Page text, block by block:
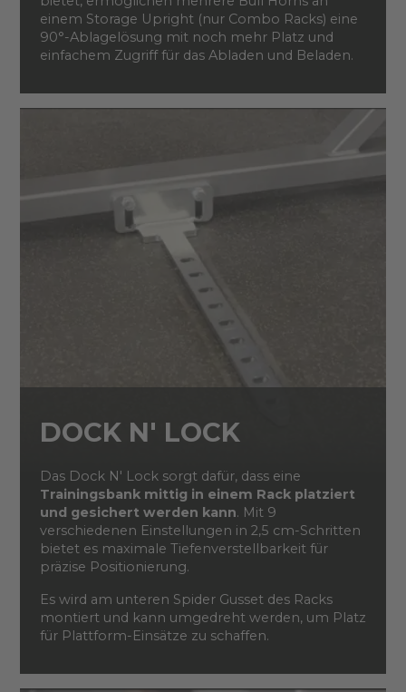
einem Storage Upright (nur Combo Racks) eine
90°-Ablagelösung mit noch mehr Platz und
einfachem Zugriff für das Abladen und Beladen.
DOCK N' LOCK
Das Dock N' Lock sorgt dafür, dass eine
Trainingsbank mittig in einem Rack platziert
und gesichert werden kann. Mit 9
verschiedenen Einstellungen in 2,5 cm-Schritten
bietet es maximale Tiefenverstellbarkeit für
präzise Positionierung.
Es wird am unteren Spider Gusset des Racks
montiert und kann umgedreht werden, um Platz
für Plattform-Einsätze zu schaffen.